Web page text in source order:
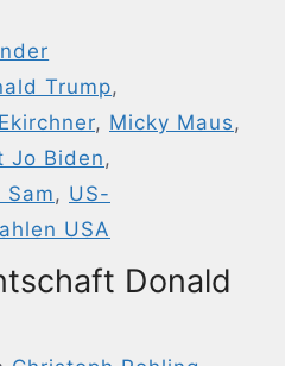
Trump,
, Micky Maus,
Jo Biden,
Sam, US-
USA
Donald